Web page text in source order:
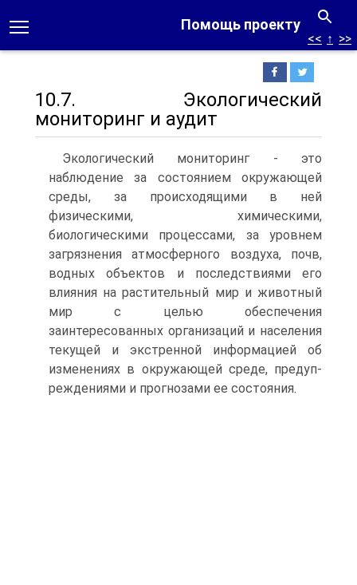
Помощь проекту
<< ↑ >>
10.7. Экологический
мониторинг и аудит
Экологический мониторинг - это
наблюдение за состоянием окружающей
среды, за происходящими в ней
физическими, химическими,
биологическими процессами, за уровнем
загрязнения атмосферного воздуха, почв,
водных объектов и последствиями его
влияния на растительный мир и животный
мир с целью обеспечения
заинтересованных организаций и населения
текущей и экстренной информацией об
изменениях в окружающей среде, предуп­
реждениями и прогнозами ее состояния.